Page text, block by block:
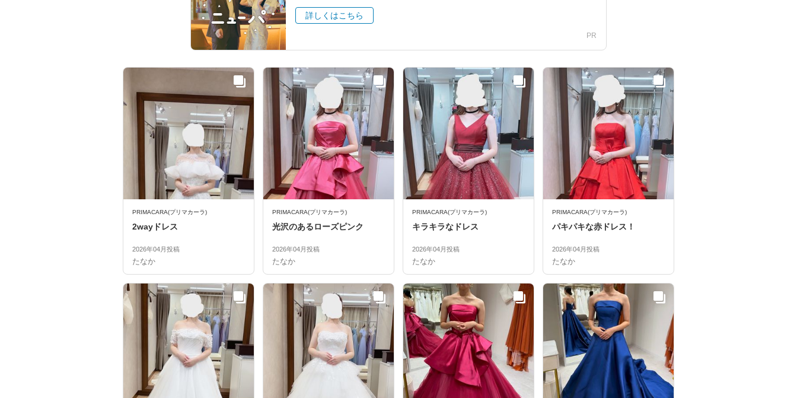
PR
詳しくはこちら
PRIMACARA(プリマカーラ)
2wayドレス
2026年04月投稿
たなか
PRIMACARA(プリマカーラ)
光沢のあるローズピンク
2026年04月投稿
たなか
PRIMACARA(プリマカーラ)
キラキラなドレス
2026年04月投稿
たなか
PRIMACARA(プリマカーラ)
パキパキな赤ドレス！
2026年04月投稿
たなか